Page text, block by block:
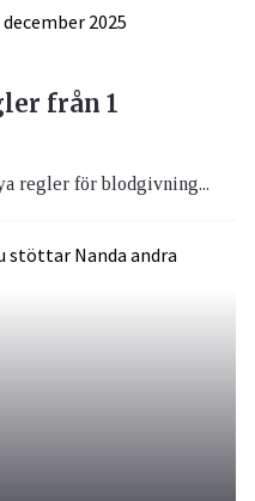
från 1
regler för blodgivning...